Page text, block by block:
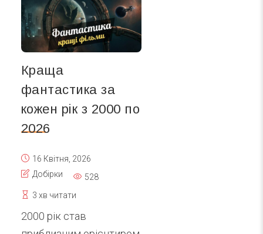
Краща
фантастика за
кожен рік з 2000 по
2026
16 Квітня, 2026
Добірки
528
3 хв читати
2000 рік став